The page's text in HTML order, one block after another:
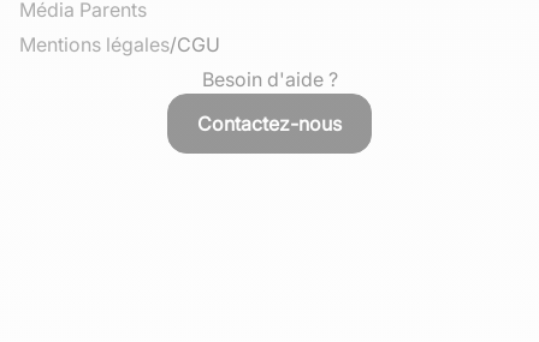
Média Parents
Mentions légales/CGU
Besoin d'aide ?
Contactez-nous